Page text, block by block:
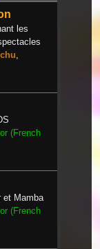
les
(French
et Mamba
(French